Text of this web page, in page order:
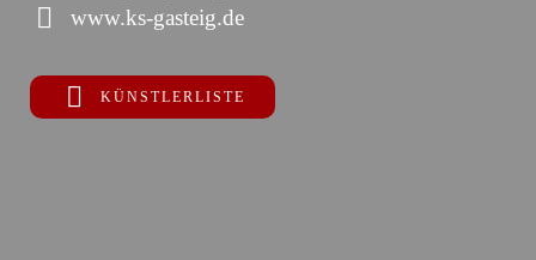
www.ks-gasteig.de
KÜNSTLERLISTE